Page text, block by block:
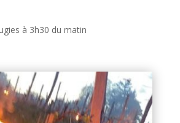
à 3h30 du matin